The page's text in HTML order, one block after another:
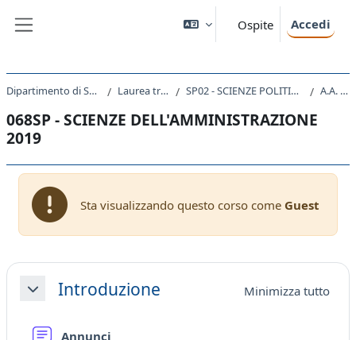
Ospite Accedi
Dipartimento di Scienze Politiche e Sociali Laurea triennale (DM270) SP02 - SCIENZE POLITICHE E DELL'AMMINISTRAZIONE A.A. 2019 - 2020
068SP - SCIENZE DELL'AMMINISTRAZIONE
2019
Sta visualizzando questo corso come Guest
Schema della sezione
MinimizzaIntroduzione Minimizza tutto
Annunci